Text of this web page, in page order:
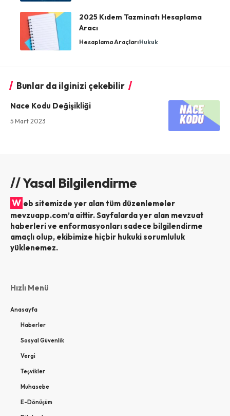
2025 Kıdem Tazminatı Hesaplama
Aracı
Hesaplama AraçlarıHukuk
Bunlar da ilginizi çekebilir
Nace Kodu Değişikliği
5 Mart 2023
// Yasal Bilgilendirme
W eb sitemizde yer alan tüm düzenlemeler
mevzuapp.com’a aittir. Sayfalarda yer alan mevzuat
haberleri ve enformasyonları sadece bilgilendirme
amaçlı olup, ekibimize hiçbir hukuki sorumluluk
yüklenemez.
Hızlı Menü
Anasayfa
Haberler
Sosyal Güvenlik
Vergi
Teşvikler
Muhasebe
E-Dönüşüm